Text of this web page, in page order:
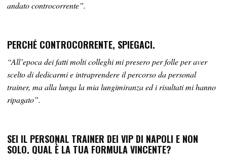
andato controcorrente”.
PERCHÉ CONTROCORRENTE, SPIEGACI.
“All’epoca dei fatti molti colleghi mi presero per folle per aver
scelto di dedicarmi e intraprendere il percorso da personal
trainer, ma alla lunga la mia lungimiranza ed i risultati mi hanno
ripagato”.
SEI IL PERSONAL TRAINER DEI VIP DI NAPOLI E NON
SOLO, QUAL È LA TUA FORMULA VINCENTE?